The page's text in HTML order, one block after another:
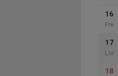
16
Fre
17
Lör
18